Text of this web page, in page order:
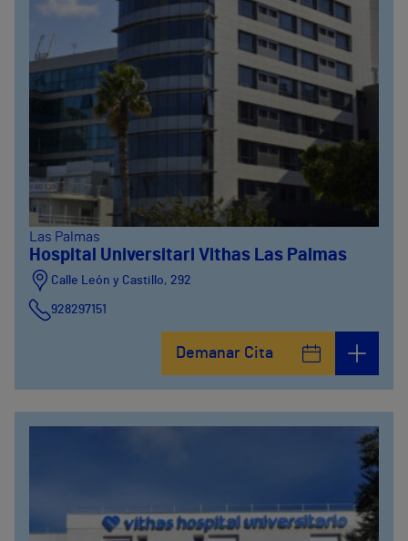
Las Palmas
Hospital Universitari Vithas Las Palmas
Calle León y Castillo, 292
928297151
Demanar Cita